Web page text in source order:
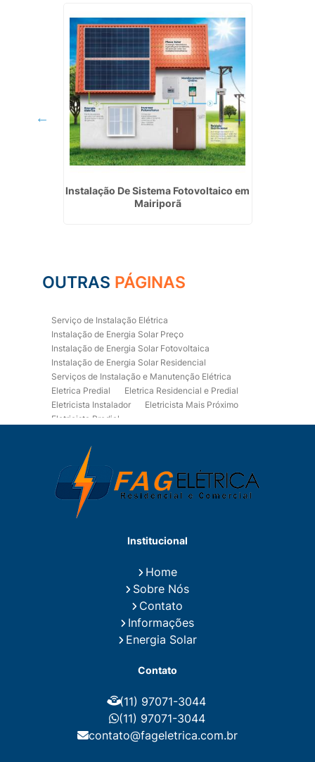
Instalação De Sistema Fotovoltaico em
Mairiporã
OUTRAS PÁGINAS
Serviço de Instalação Elétrica
Instalação de Energia Solar Preço
Instalação de Energia Solar Fotovoltaica
Instalação de Energia Solar Residencial
Serviços de Instalação e Manutenção Elétrica
Eletrica Predial
Eletrica Residencial e Predial
Eletricista Instalador
Eletricista Mais Próximo
Eletricista Predial
Eletricista Residencial
Eletricista Residencial E Predial
Eletricistas de Manutenção
Empresa de Instalações Elétricas
Empresa de Manutenção Eletrica
Empresa de Prestação de Serviços Eletricos
Fiação para Instalação Eletrica Residencial
Instalação de Energia Solar Residencial Preço
Instalação de Painel Solar
Instalação de Placa Solar
Instalação de Sistema Fotovoltaico
Instalação E Manutenção Elétrica
Instalação Elétrica Comercial
Instalação Elétrica Residencial Simples
Instalações Elétricas Prediais
Instalações Elétricas Residenciais
Instalador de Energia Solar
Instalador de Placa Solar
Institucional
Home
Sobre Nós
Contato
Informações
Energia Solar
Contato
(11) 97071-3044
(11) 97071-3044
contato@fageletrica.com.br